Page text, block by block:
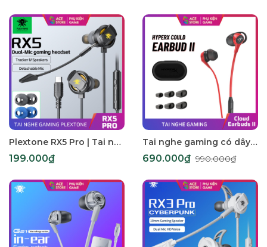
Plextone RX5 Pro | Tai nghe chơi game có mic rời 15cm - Tracker IV Speaker dành cho điện thoại, PC
199.000₫
Tai nghe gaming có dây HYPERX Cloud Earbuds II jack 3.5mm micro đàm thoại
690.000₫ 990.000₫